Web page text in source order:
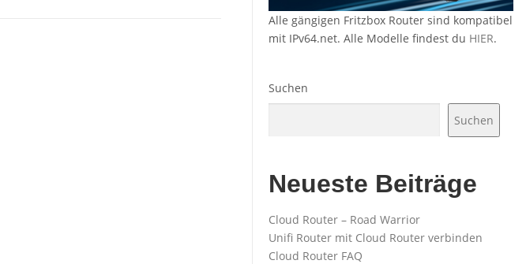
Alle gängigen Fritzbox Router sind kompatibel
mit IPv64.net. Alle Modelle findest du HIER.
Suchen
Suchen
Neueste Beiträge
Cloud Router – Road Warrior
Unifi Router mit Cloud Router verbinden
Cloud Router FAQ